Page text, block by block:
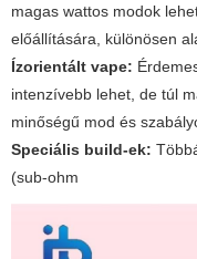
magas wattos modok
előállítására, különösen
Ízorientált vape:
intenzívebb lehet, de túl
minőségű mod és
Speciális build-ek:
(sub-ohm